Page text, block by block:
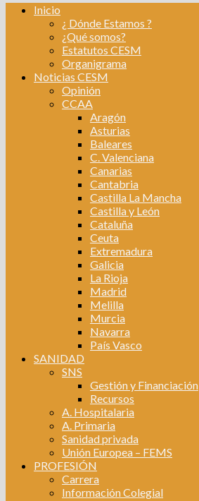
Inicio
¿ Dónde Estamos ?
¿Qué somos?
Estatutos CESM
Organigrama
Noticias CESM
Opinión
CCAA
Aragón
Asturias
Baleares
C. Valenciana
Canarias
Cantabria
Castilla La Mancha
Castilla y León
Cataluña
Ceuta
Extremadura
Galicia
La Rioja
Madrid
Melilla
Murcia
Navarra
País Vasco
SANIDAD
SNS
Gestión y Financiación
Recursos
A. Hospitalaria
A. Primaria
Sanidad privada
Unión Europea – FEMS
PROFESIÓN
Carrera
Información Colegial